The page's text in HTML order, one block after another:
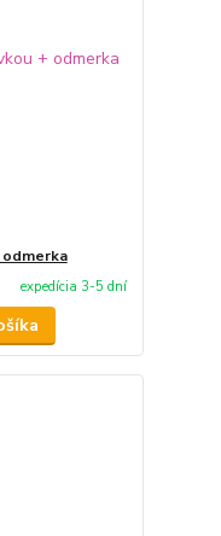
odmerka
expedícia 3-5 dní